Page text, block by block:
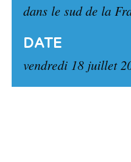
dans le sud de la
DATE
vendredi 18 juillet